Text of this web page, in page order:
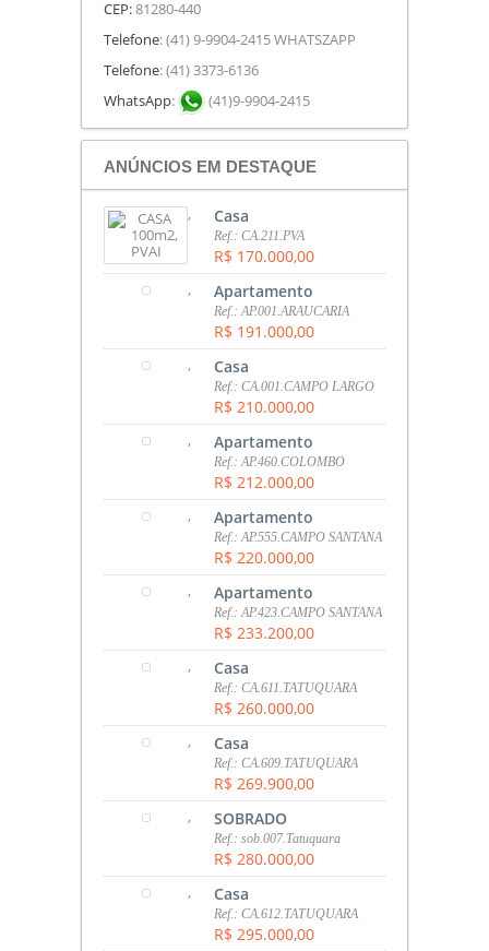
CEP:81280-440
Telefone: (41) 9-9904-2415 WHATSZAPP
Telefone: (41) 3373-6136
WhatsApp: (41)9-9904-2415
ANÚNCIOS EM DESTAQUE
, Casa
Ref.: CA.211.PVA
R$ 170.000,00
, Apartamento
Ref.: AP.001.ARAUCARIA
R$ 191.000,00
, Casa
Ref.: CA.001.CAMPO LARGO
R$ 210.000,00
, Apartamento
Ref.: AP.460.COLOMBO
R$ 212.000,00
, Apartamento
Ref.: AP.555.CAMPO SANTANA
R$ 220.000,00
, Apartamento
Ref.: AP.423.CAMPO SANTANA
R$ 233.200,00
, Casa
Ref.: CA.611.TATUQUARA
R$ 260.000,00
, Casa
Ref.: CA.609.TATUQUARA
R$ 269.900,00
, SOBRADO
Ref.: sob.007.Tatuquara
R$ 280.000,00
, Casa
Ref.: CA.612.TATUQUARA
R$ 295.000,00